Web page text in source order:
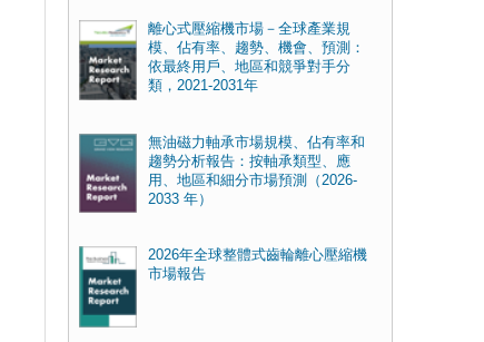
離心式壓縮機市場－全球產業規
模、佔有率、趨勢、機會、預測：
依最終用戶、地區和競爭對手分
類，2021-2031年
無油磁力軸承市場規模、佔有率和
趨勢分析報告：按軸承類型、應
用、地區和細分市場預測（2026-
2033 年）
2026年全球整體式齒輪離心壓縮機
市場報告